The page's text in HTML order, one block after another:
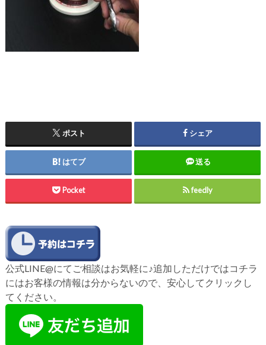
ポスト シェア
はてブ 送る
Pocket feedly
公式LINE@にてご相談はお気軽に♪追加しただけではコチラ
にはお客様の情報は分からないので、安心してクリックし
てください。